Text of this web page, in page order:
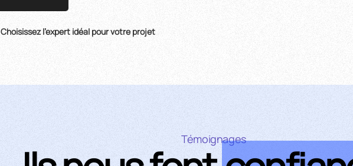
Choisissez l'expert idéal pour votre projet
Témoignages